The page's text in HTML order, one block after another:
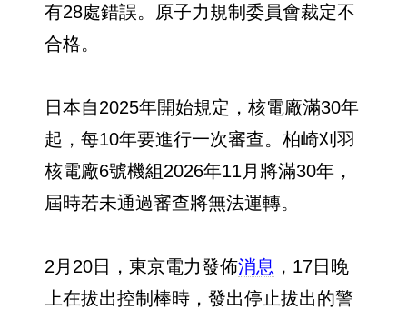
有28處錯誤。原子力規制委員會裁定不
合格。
日本自2025年開始規定，核電廠滿30年
起，每10年要進行一次審查。柏崎刈羽
核電廠6號機組2026年11月將滿30年，
屆時若未通過審查將無法運轉。
2月20日，東京電力發佈消息 ，17日晚
上在拔出控制棒時，發出停止拔出的警